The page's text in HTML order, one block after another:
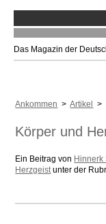
Das Magazin der
Ankommen >Artikel >
Körper und
Ein Beitrag von Hinnerk
Herzgeist unter der